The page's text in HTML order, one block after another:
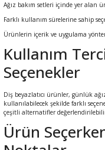
Ağız bakım setleri içinde yer alan
Farklı kullanım sürelerine sahip
Ürünlerin içerik ve uygulama
Kullanım
Seçenekler
Diş beyazlatıcı ürünler, günlük
kullanılabilecek şekilde farklı
çeşitli alternatifler
Ürün